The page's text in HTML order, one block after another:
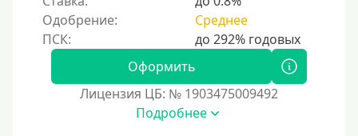
ичества.
Моментум (Momentum)
С помощью системы Контакт
С использованием системы быстрых платежей (СБП)
Одобрение:
Среднее
Оформить
Лицензия ЦБ: № 1903475009492
Подробнее